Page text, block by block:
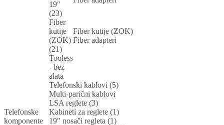
19"
(23)
Fiber
kutije
(ZOK)
(21)
Fiber kutije (ZOK)
Fiber adapteri
Tooless
- bez
alata
Telefonske
komponente
Telefonski kablovi (5)
Multi-parični kablovi
LSA reglete (3)
Kabineti za reglete (1)
19" nosači regleta (1)